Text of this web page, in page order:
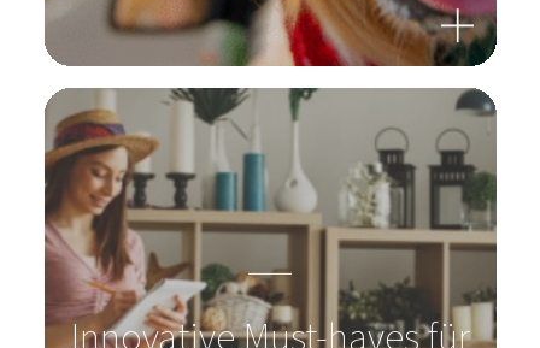
Innovative Must-haves für
die Reiseapotheke